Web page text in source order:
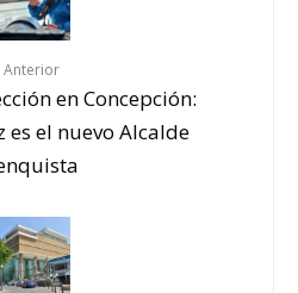
Anterior
en Concepción:
es el nuevo Alcalde